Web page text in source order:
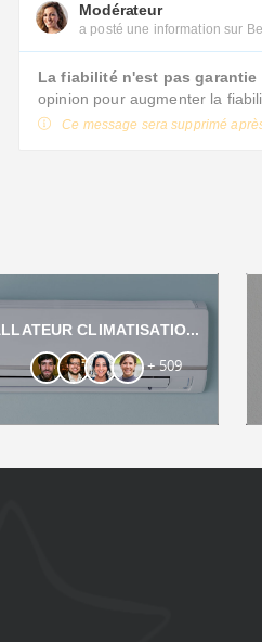
Modérateur
a posté une information sur
La fiabilité n'est pas garantie
opinion pour augmenter la
Ce message sera supprimé
CLIMATISATIO...
+ 509